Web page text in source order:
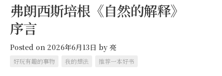
弗朗西斯培根《自然的解释》
序言
Posted on 2026年6月13日 by 亮
好玩有趣的事物 我的想法 推荐一本好书